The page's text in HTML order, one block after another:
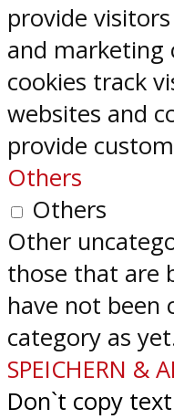
provide
and marketing
cookies track
websites and
provide
Others
Others
Other
those that are
have not been
category as
SPEICHERN &
Don`t copy